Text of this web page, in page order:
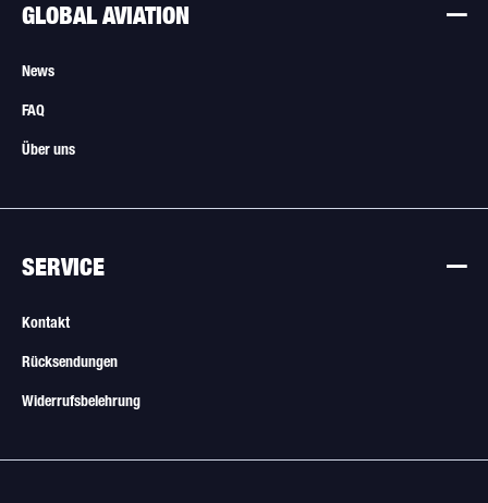
GLOBAL AVIATION
News
FAQ
Über uns
SERVICE
Kontakt
Rücksendungen
Widerrufsbelehrung